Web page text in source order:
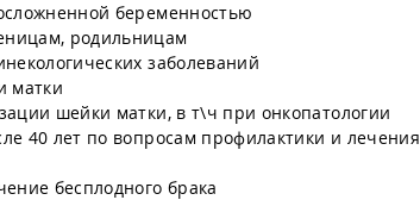
беременностью
родильницам
заболеваний
матки
шейки матки, в т\ч при онкопатологии
40 лет по вопросам профилактики и лечения
бесплодного брака